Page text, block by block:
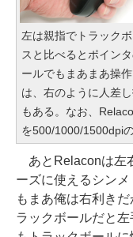
左は親指でトラック
スと比べるとポイン
ールでもまあまあ操
は、右のように人差
もある。なお、
を500/1000/1500dpi
あとRelaconは左
ーズに使えるシン
もまあ俺は右利き
ラックボールだと